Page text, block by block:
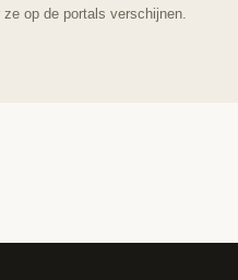
ze op de portals verschijnen.